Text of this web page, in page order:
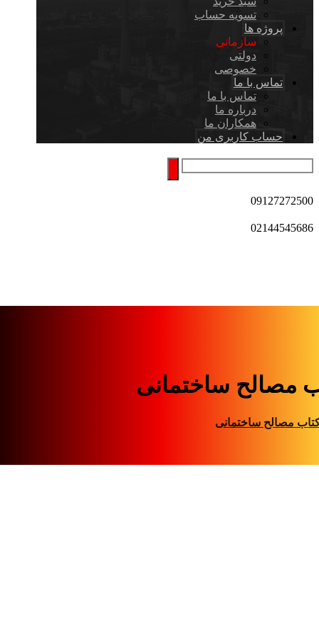
تسویه حساب
پروژه ها
سازمانی
دولتی
خصوصی
تماس با ما
تماس با ما
درباره ما
همکاران ما
حساب کاربری من
09127272500
02144545686
مصالح ساختمانی
مصالح ساختمانی